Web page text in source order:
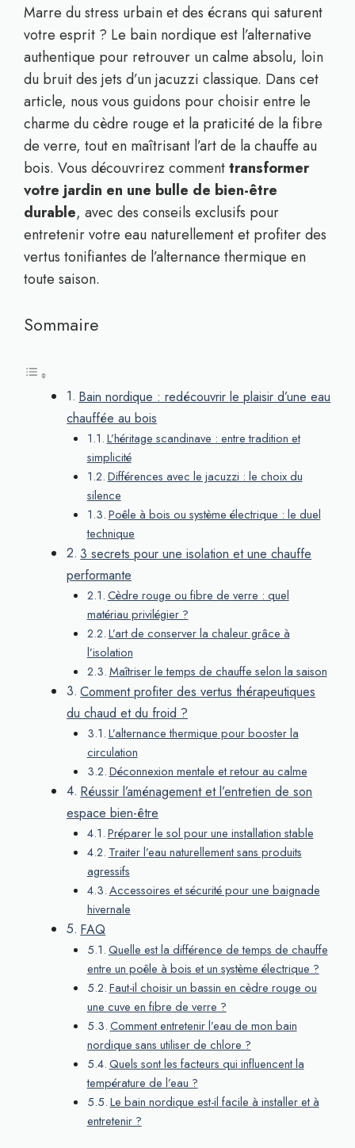
Marre du stress urbain et des écrans qui saturent
votre esprit ? Le bain nordique est l’alternative
authentique pour retrouver un calme absolu, loin
du bruit des jets d’un jacuzzi classique. Dans cet
article, nous vous guidons pour choisir entre le
charme du cèdre rouge et la praticité de la fibre
de verre, tout en maîtrisant l’art de la chauffe au
bois. Vous découvrirez commenttransformer
votre jardin en une bulle de bien-être
durable, avec des conseils exclusifs pour
entretenir votre eau naturellement et profiter des
vertus tonifiantes de l’alternance thermique en
toute saison.
Sommaire
Bain nordique : redécouvrir le plaisir d’une eau
chauffée au bois
L’héritage scandinave : entre tradition et
simplicité
Différences avec le jacuzzi : le choix du
silence
Poêle à bois ou système électrique : le duel
technique
3 secrets pour une isolation et une chauffe
performante
Cèdre rouge ou fibre de verre : quel
matériau privilégier ?
L’art de conserver la chaleur grâce à
l’isolation
Maîtriser le temps de chauffe selon la saison
Comment profiter des vertus thérapeutiques
du chaud et du froid ?
L’alternance thermique pour booster la
circulation
Déconnexion mentale et retour au calme
Réussir l’aménagement et l’entretien de son
espace bien-être
Préparer le sol pour une installation stable
Traiter l’eau naturellement sans produits
agressifs
Accessoires et sécurité pour une baignade
hivernale
FAQ
Quelle est la différence de temps de chauffe
entre un poêle à bois et un système électrique ?
Faut-il choisir un bassin en cèdre rouge ou
une cuve en fibre de verre ?
Comment entretenir l’eau de mon bain
nordique sans utiliser de chlore ?
Quels sont les facteurs qui influencent la
température de l’eau ?
Le bain nordique est-il facile à installer et à
entretenir ?